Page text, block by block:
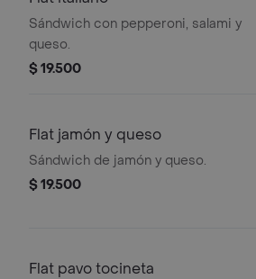
Sándwich con pepperoni, salami y
queso.
$ 19.500
Flat jamón y queso
Sándwich de jamón y queso.
$ 19.500
Flat pavo tocineta